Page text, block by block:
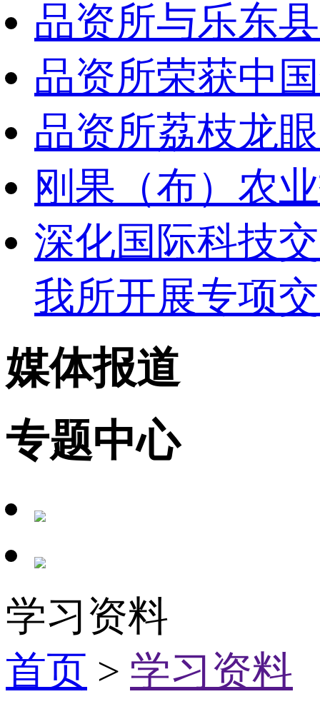
品资所与乐东
品资所荣获中
品资所荔枝龙
刚果（布）农
深化国际科技
我所开展专项
媒体报道
专题中心
学习资料
首页 > 学习资料